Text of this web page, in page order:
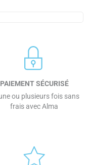
PAIEMENT SÉCURISÉ
ou plusieurs fois sans
frais avec Alma